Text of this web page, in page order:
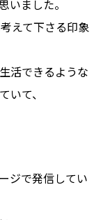
いました。
えて下さる印象
活できるような
いて、
ジで発信してい